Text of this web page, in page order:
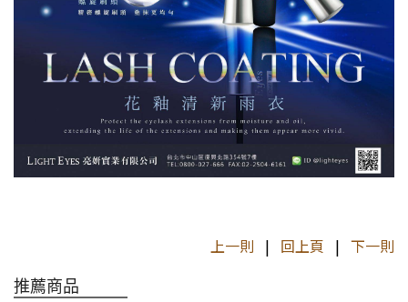
上一則 | 回上頁 | 下一則
推薦商品